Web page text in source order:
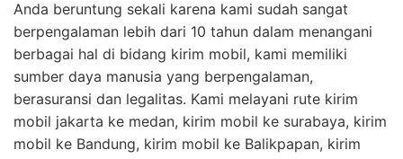
Anda beruntung sekali karena kami sudah sangat
berpengalaman lebih dari 10 tahun dalam menangani
berbagai hal di bidang kirim mobil, kami memiliki
sumber daya manusia yang berpengalaman,
berasuransi dan legalitas. Kami melayani rute kirim
mobil jakarta ke medan, kirim mobil ke surabaya, kirim
mobil ke Bandung, kirim mobil ke Balikpapan, kirim